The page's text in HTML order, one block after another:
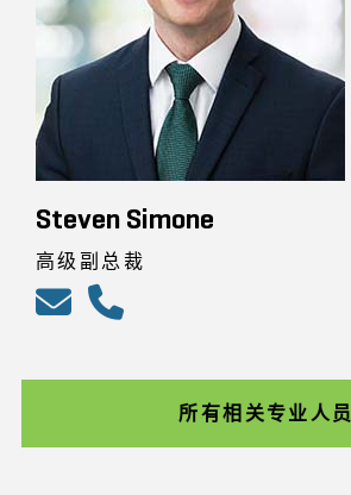
Steven Simone
高级副总裁
所有相关专业人员